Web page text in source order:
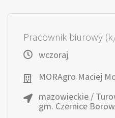
Pracownik biurowy
wczoraj
MORAgro Maciej
mazowieckie /
gm. Czernice